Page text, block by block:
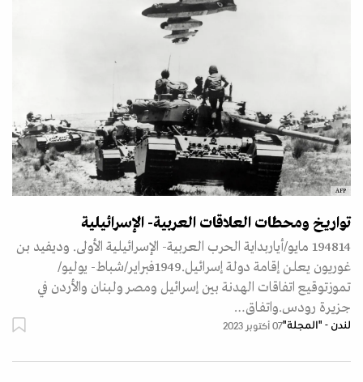
AFP
تواريخ ومحطات العلاقات العربية- الإسرائيلية
194814 مايو/أياربداية الحرب العربية- الإسرائيلية الأولى. وديفيد بن
غوريون يعلن إقامة دولة إسرائيل.1949فبراير/شباط- يوليو/
تموزتوقيع اتفاقات الهدنة بين إسرائيل ومصر ولبنان والأردن في
جزيرة رودس.واتفـاق…
لندن - "المجلة"07 أكتوبر 2023